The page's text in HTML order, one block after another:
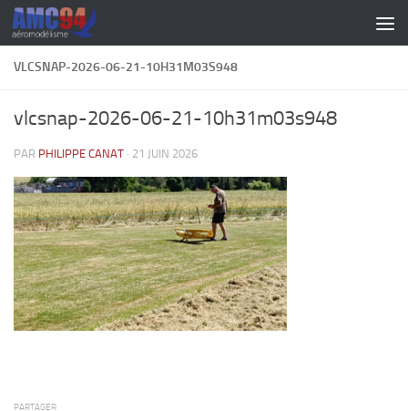
Skip to content
VLCSNAP-2026-06-21-10H31M03S948
vlcsnap-2026-06-21-10h31m03s948
PAR PHILIPPE CANAT · 21 JUIN 2026
PARTAGER